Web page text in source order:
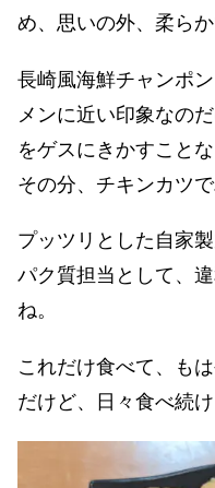
め、思いの外、柔らか
長崎風海鮮チャンポ
メンに近い印象なの
をゲスにきかすこと
その分、チキンカツ
プッツリとした自家
パク質担当として、
ね。
これだけ食べて、も
だけど、日々食べ続